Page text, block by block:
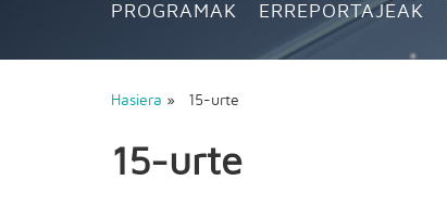
PROGRAMAK ERREPORTAJEAK
Hasiera » 15-urte
15-urte